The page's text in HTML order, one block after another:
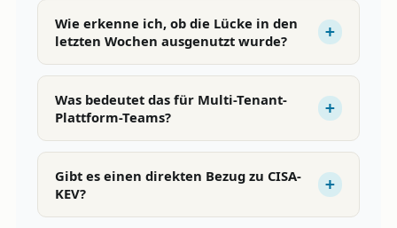
Wie erkenne ich, ob die Lücke in den
letzten Wochen ausgenutzt wurde?
Was bedeutet das für Multi-Tenant-
Plattform-Teams?
Gibt es einen direkten Bezug zu CISA-
KEV?